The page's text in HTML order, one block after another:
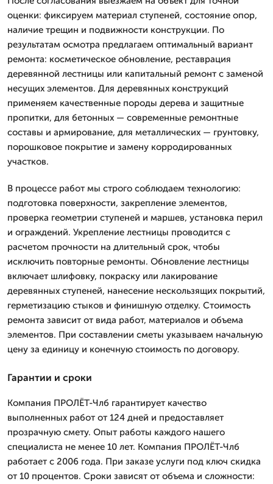
оценки: фиксируем материал ступеней, состояние опор,
наличие трещин и подвижности конструкции. По
результатам осмотра предлагаем оптимальный вариант
ремонта: косметическое обновление, реставрация
деревянной лестницы или капитальный ремонт с заменой
несущих элементов. Для деревянных конструкций
применяем качественные породы дерева и защитные
пропитки, для бетонных — современные ремонтные
составы и армирование, для металлических — грунтовку,
порошковое покрытие и замену корродированных
участков.
В процессе работ мы строго соблюдаем технологию:
подготовка поверхности, закрепление элементов,
проверка геометрии ступеней и маршев, установка перил
и ограждений. Укрепление лестницы проводится с
расчетом прочности на длительный срок, чтобы
исключить повторные ремонты. Обновление лестницы
включает шлифовку, покраску или лакирование
деревянных ступеней, нанесение нескользящих покрытий,
герметизацию стыков и финишную отделку. Стоимость
ремонта зависит от вида работ, материалов и объема
элементов. При составлении сметы указываем начальную
цену за единицу и конечную стоимость по договору.
Гарантии и сроки
Компания ПРОЛЁТ-Члб гарантирует качество
выполненных работ от 124 дней и предоставляет
прозрачную смету. Опыт работы каждого нашего
специалиста не менее 10 лет. Компания ПРОЛЁТ-Члб
работает с 2006 года. При заказе услуги под ключ скидка
от 10 процентов. Сроки зависят от объема и сложности: